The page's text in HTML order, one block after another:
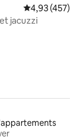
Évaluation
4,93 (457)
jacuzzi